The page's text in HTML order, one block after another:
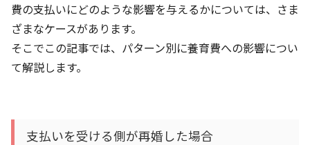
費の支払いにどのような影響を与えるかについては、さま
ざまなケースがあります。
そこでこの記事では、パターン別に養育費への影響につい
て解説します。
支払いを受ける側が再婚した場合